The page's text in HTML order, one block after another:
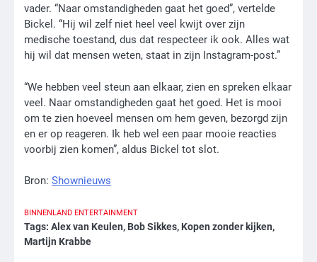
vader. “Naar omstandigheden gaat het goed”, vertelde
Bickel. “Hij wil zelf niet heel veel kwijt over zijn
medische toestand, dus dat respecteer ik ook. Alles wat
hij wil dat mensen weten, staat in zijn Instagram-post.”
“We hebben veel steun aan elkaar, zien en spreken elkaar
veel. Naar omstandigheden gaat het goed. Het is mooi
om te zien hoeveel mensen om hem geven, bezorgd zijn
en er op reageren. Ik heb wel een paar mooie reacties
voorbij zien komen”, aldus Bickel tot slot.
Bron: Shownieuws
BINNENLAND ENTERTAINMENT
Tags: Alex van Keulen, Bob Sikkes, Kopen zonder kijken,
Martijn Krabbe